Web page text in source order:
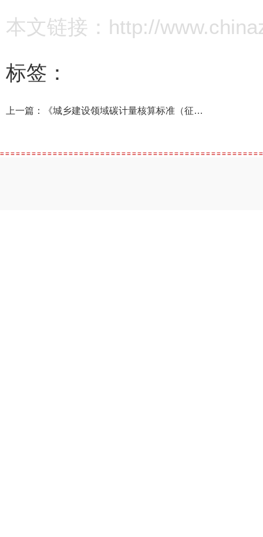
本文链接：http://
标签：
上一篇： 《城乡建设领域碳计量核算标准（征求意见稿）》